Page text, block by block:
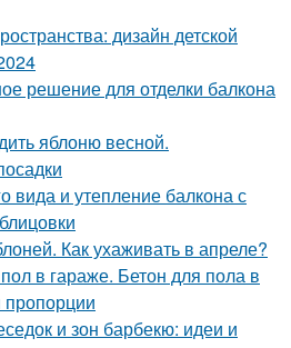
дизайн детской
решение для отделки балкона
яблоню весной.
вида и утепление балкона с
Как ухаживать в апреле?
в гараже. Бетон для пола в
пропорции
и зон барбекю: идеи и